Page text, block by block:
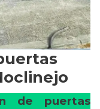
de puertas